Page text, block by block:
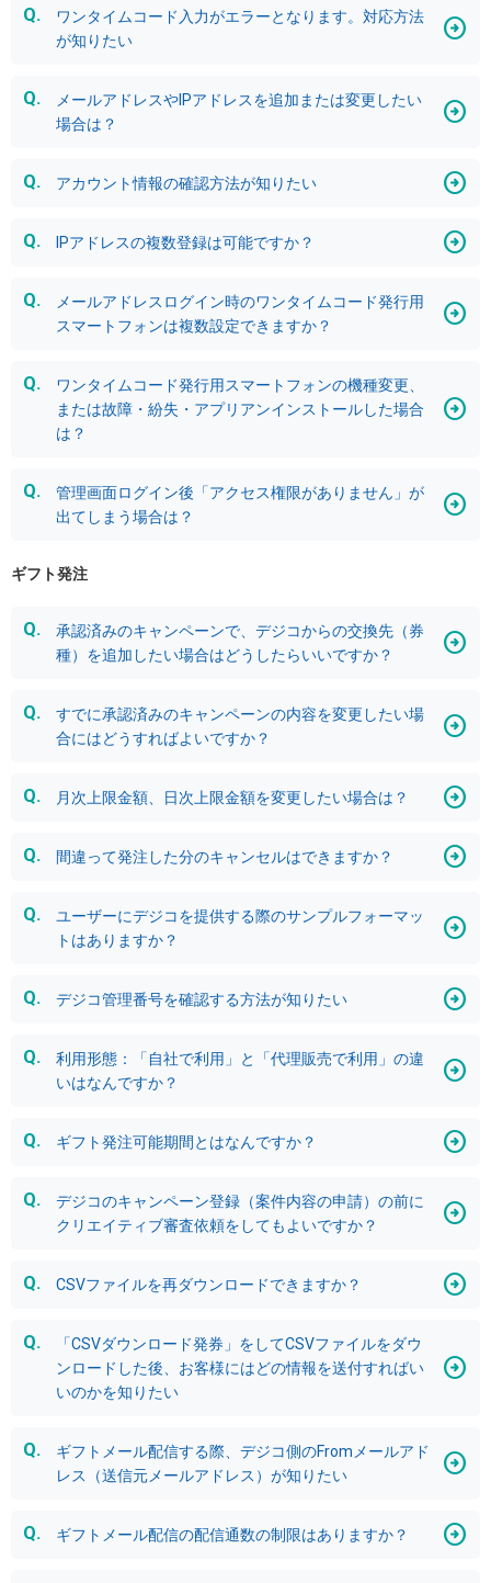
ワンタイムコード入力がエラーとなります。対応方法
が知りたい
メールアドレスやIPアドレスを追加または変更したい
場合は？
アカウント情報の確認方法が知りたい
IPアドレスの複数登録は可能ですか？
メールアドレスログイン時のワンタイムコード発行用
スマートフォンは複数設定できますか？
ワンタイムコード発行用スマートフォンの機種変更、
または故障・紛失・アプリアンインストールした場合
は？
管理画面ログイン後「アクセス権限がありません」が
出てしまう場合は？
ギフト発注
承認済みのキャンペーンで、デジコからの交換先（券
種）を追加したい場合はどうしたらいいですか？
すでに承認済みのキャンペーンの内容を変更したい場
合にはどうすればよいですか？
月次上限金額、日次上限金額を変更したい場合は？
間違って発注した分のキャンセルはできますか？
ユーザーにデジコを提供する際のサンプルフォーマッ
トはありますか？
デジコ管理番号を確認する方法が知りたい
利用形態：「自社で利用」と「代理販売で利用」の違
いはなんですか？
ギフト発注可能期間とはなんですか？
デジコのキャンペーン登録（案件内容の申請）の前に
クリエイティブ審査依頼をしてもよいですか？
CSVファイルを再ダウンロードできますか？
「CSVダウンロード発券」をしてCSVファイルをダウ
ンロードした後、お客様にはどの情報を送付すればい
いのかを知りたい
ギフトメール配信する際、デジコ側のFromメールアド
レス（送信元メールアドレス）が知りたい
ギフトメール配信の配信通数の制限はありますか？